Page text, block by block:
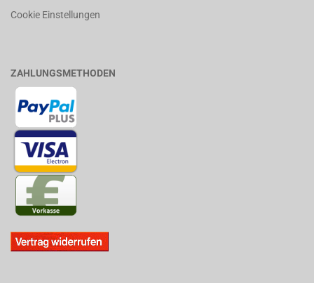
Cookie Einstellungen
ZAHLUNGSMETHODEN